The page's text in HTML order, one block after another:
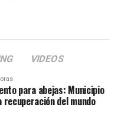
VIDEOS
para abejas: Municipio
recuperación del mundo